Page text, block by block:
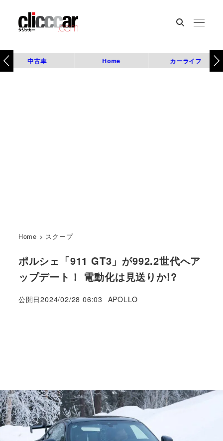
中古車 Home カーライフ
Home > スクープ
ポルシェ「911 GT3」が992.2世代へア
ップデート！ 電動化は見送りか!?
公開日2024/02/28 06:03
著
APOLLO